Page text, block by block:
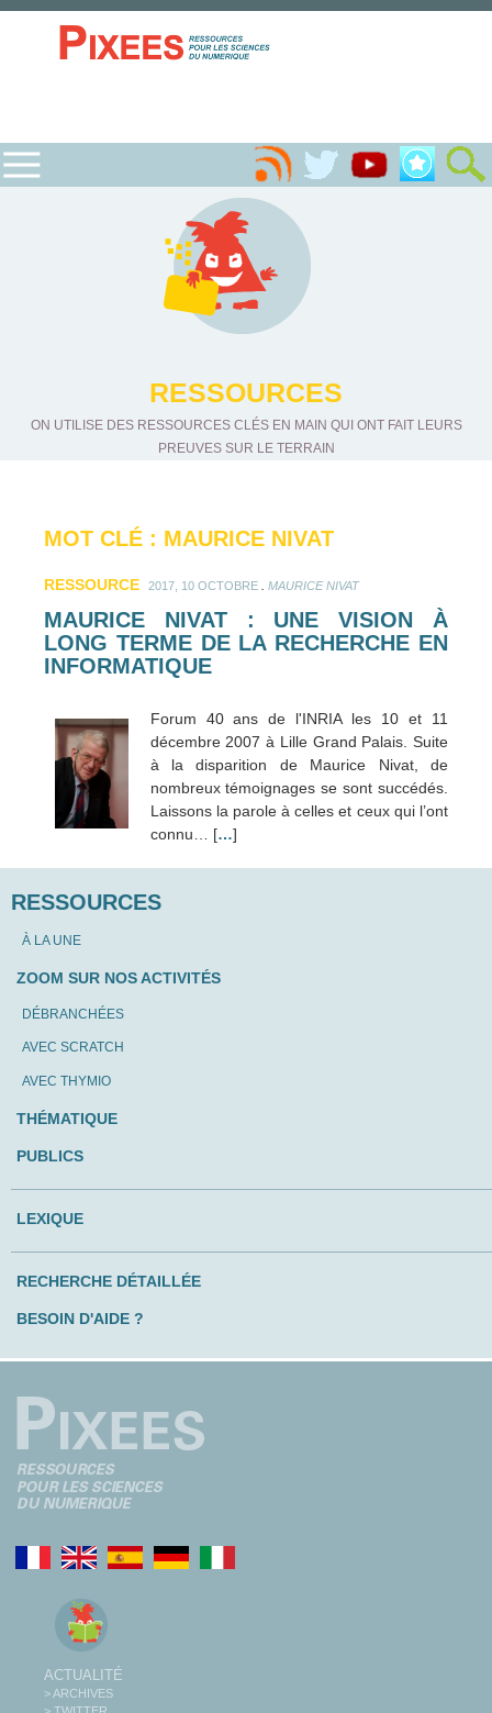
RESSOURCES
ON UTILISE DES RESSOURCES CLÉS EN MAIN QUI ONT FAIT LEURS
PREUVES SUR LE TERRAIN
MOT CLÉ : MAURICE NIVAT
RESSOURCE 2017, 10 OCTOBRE MAURICE NIVAT
MAURICE NIVAT : UNE VISION À
LONG TERME DE LA RECHERCHE EN
INFORMATIQUE
Forum 40 ans de l'INRIA les 10 et 11
décembre 2007 à Lille Grand Palais. Suite
à la disparition de Maurice Nivat, de
nombreux témoignages se sont succédés.
Laissons la parole à celles et ceux qui l’ont
connu… […]
RESSOURCES
À LA UNE
ZOOM SUR NOS ACTIVITÉS
DÉBRANCHÉES
AVEC SCRATCH
AVEC THYMIO
THÉMATIQUE
PUBLICS
LEXIQUE
RECHERCHE DÉTAILLÉE
BESOIN D'AIDE ?
ACTUALITÉ
> ARCHIVES